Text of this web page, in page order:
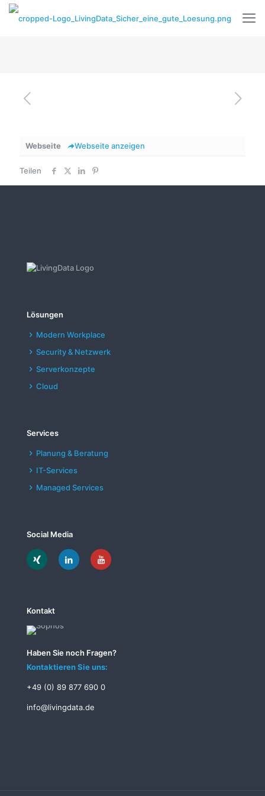
Webseite Webseite anzeigen
Teilen
Lösungen
Modern Workplace
Security & Netzwerk
Serverkonzepte
Cloud
Services
Planung & Beratung
IT-Services
Managed Services
Social Media
Kontakt
Haben Sie noch Fragen?
Kontaktieren Sie uns:
+49 (0) 89 877 690 0
info@livingdata.de